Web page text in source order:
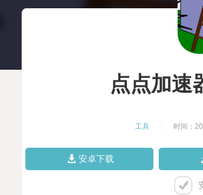
点点加速
工具 时间：
安卓下载